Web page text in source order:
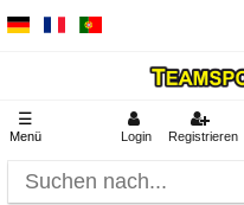
☰
Menü Login Registrieren